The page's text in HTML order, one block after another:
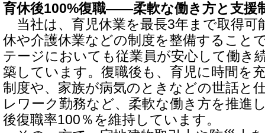
育休後100%復職――柔軟な働き方と支援
当社は、育児休業を最長3年まで取得可
休や介護休業などの制度を整備すること
テージにおいても従業員が安心して働き
築しています。復職後も、育児に時間を
制度や、家族が病気のときなどの世話と
レワーク勤務など、柔軟な働き方を推進
後復職率100％を維持しています。